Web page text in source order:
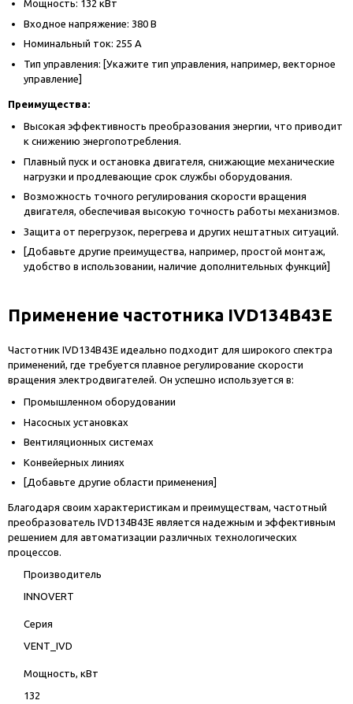
Мощность: 132 кВт
Входное напряжение: 380 В
Номинальный ток: 255 А
Тип управления: [Укажите тип управления, например, векторное
управление]
Преимущества:
Высокая эффективность преобразования энергии, что приводит
к снижению энергопотребления.
Плавный пуск и остановка двигателя, снижающие механические
нагрузки и продлевающие срок службы оборудования.
Возможность точного регулирования скорости вращения
двигателя, обеспечивая высокую точность работы механизмов.
Защита от перегрузок, перегрева и других нештатных ситуаций.
[Добавьте другие преимущества, например, простой монтаж,
удобство в использовании, наличие дополнительных функций]
Применение частотника IVD134B43E
Частотник IVD134B43E идеально подходит для широкого спектра
применений, где требуется плавное регулирование скорости
вращения электродвигателей. Он успешно используется в:
Промышленном оборудовании
Насосных установках
Вентиляционных системах
Конвейерных линиях
[Добавьте другие области применения]
Благодаря своим характеристикам и преимуществам, частотный
преобразователь IVD134B43E является надежным и эффективным
решением для автоматизации различных технологических
процессов.
Производитель
INNOVERT
Серия
VENT_IVD
Мощность, кВт
132